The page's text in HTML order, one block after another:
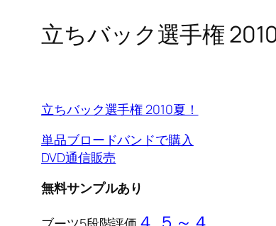
立ちバック選手権
立ちバック選手権 2010夏！
単品ブロードバンドで購入
DVD通信販売
無料サンプルあり